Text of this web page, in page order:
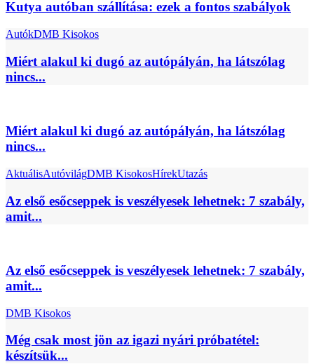
Kutya autóban szállítása: ezek a fontos szabályok
AutókDMB Kisokos
Miért alakul ki dugó az autópályán, ha látszólag
nincs...
Miért alakul ki dugó az autópályán, ha látszólag
nincs...
AktuálisAutóvilágDMB KisokosHírekUtazás
Az első esőcseppek is veszélyesek lehetnek: 7 szabály,
amit...
Az első esőcseppek is veszélyesek lehetnek: 7 szabály,
amit...
DMB Kisokos
Még csak most jön az igazi nyári próbatétel:
készítsük...